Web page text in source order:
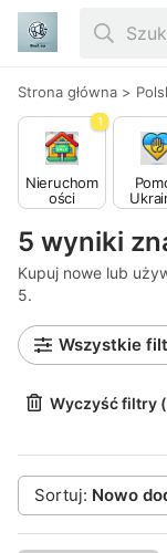
Strona główna >
5 wyniki
Kupuj nowe lub
5.
Nieruchom
ości
1
Wszystkie
Wyczyść filtry
Sortuj: Nowo